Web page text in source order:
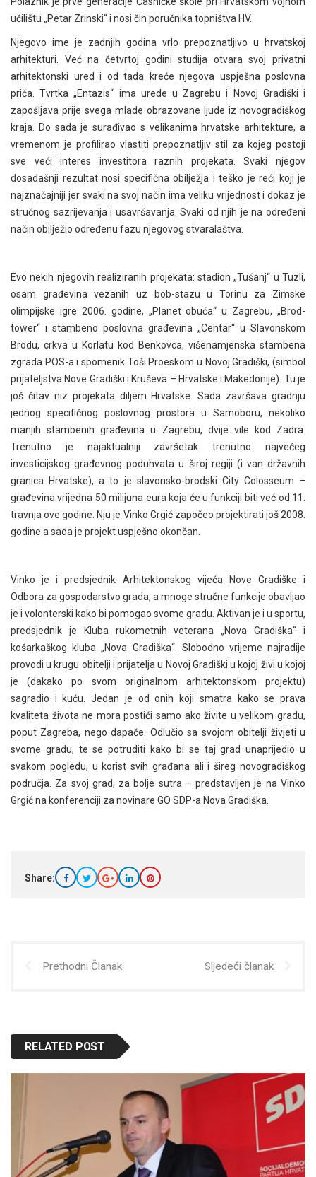
učilištu „Petar Zrinski“ i nosi čin poručnika topništva HV.
Njegovo ime je zadnjih godina vrlo prepoznatljivo u hrvatskoj
arhitekturi. Već na četvrtoj godini studija otvara svoj privatni
arhitektonski ured i od tada kreće njegova uspješna poslovna
priča. Tvrtka „Entazis“ ima urede u Zagrebu i Novoj Gradiški i
zapošljava prije svega mlade obrazovane ljude iz novogradiškog
kraja. Do sada je surađivao s velikanima hrvatske arhitekture, a
vremenom je profilirao vlastiti prepoznatljiv stil za kojeg postoji
sve veći interes investitora raznih projekata. Svaki njegov
dosadašnji rezultat nosi specifična obilježja i teško je reći koji je
najznačajniji jer svaki na svoj način ima veliku vrijednost i dokaz je
stručnog sazrijevanja i usavršavanja. Svaki od njih je na određeni
način obilježio određenu fazu njegovog stvaralaštva.
Evo nekih njegovih realiziranih projekata: stadion „Tušanj“ u Tuzli,
osam građevina vezanih uz bob-stazu u Torinu za Zimske
olimpijske igre 2006. godine, „Planet obuća“ u Zagrebu, „Brod-
tower“ i stambeno poslovna građevina „Centar“ u Slavonskom
Brodu, crkva u Korlatu kod Benkovca, višenamjenska stambena
zgrada POS-a i spomenik Toši Proeskom u Novoj Gradiški, (simbol
prijateljstva Nove Gradiški i Kruševa – Hrvatske i Makedonije). Tu je
još čitav niz projekata diljem Hrvatske. Sada završava gradnju
jednog specifičnog poslovnog prostora u Samoboru, nekoliko
manjih stambenih građevina u Zagrebu, dvije vile kod Zadra.
Trenutno je najaktualniji završetak trenutno najvećeg
investicijskog građevnog poduhvata u široj regiji (i van državnih
granica Hrvatske), a to je slavonsko-brodski City Colosseum –
građevina vrijedna 50 milijuna eura koja će u funkciji biti već od 11.
travnja ove godine. Nju je Vinko Grgić započeo projektirati još 2008.
godine a sada je projekt uspješno okončan.
Vinko je i predsjednik Arhitektonskog vijeća Nove Gradiške i
Odbora za gospodarstvo grada, a mnoge stručne funkcije obavljao
je i volonterski kako bi pomogao svome gradu. Aktivan je i u sportu,
predsjednik je Kluba rukometnih veterana „Nova Gradiška“ i
košarkaškog kluba „Nova Gradiška“. Slobodno vrijeme najradije
provodi u krugu obitelji i prijatelja u Novoj Gradiški u kojoj živi u kojoj
je (dakako po svom originalnom arhitektonskom projektu)
sagradio i kuću. Jedan je od onih koji smatra kako se prava
kvaliteta života ne mora postići samo ako živite u velikom gradu,
poput Zagreba, nego dapače. Odlučio sa svojom obitelji živjeti u
svome gradu, te se potruditi kako bi se taj grad unaprijedio u
svakom pogledu, u korist svih građana ali i šireg novogradiškog
područja. Za svoj grad, za bolje sutra – predstavljen je na Vinko
Grgić na konferenciji za novinare GO SDP-a Nova Gradiška.
Share:
Prethodni Članak Sljedeći članak
RELATED POST